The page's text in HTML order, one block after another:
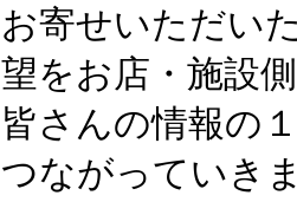
お寄せいただい
望をお店・施設
皆さんの情報の
つながっていき